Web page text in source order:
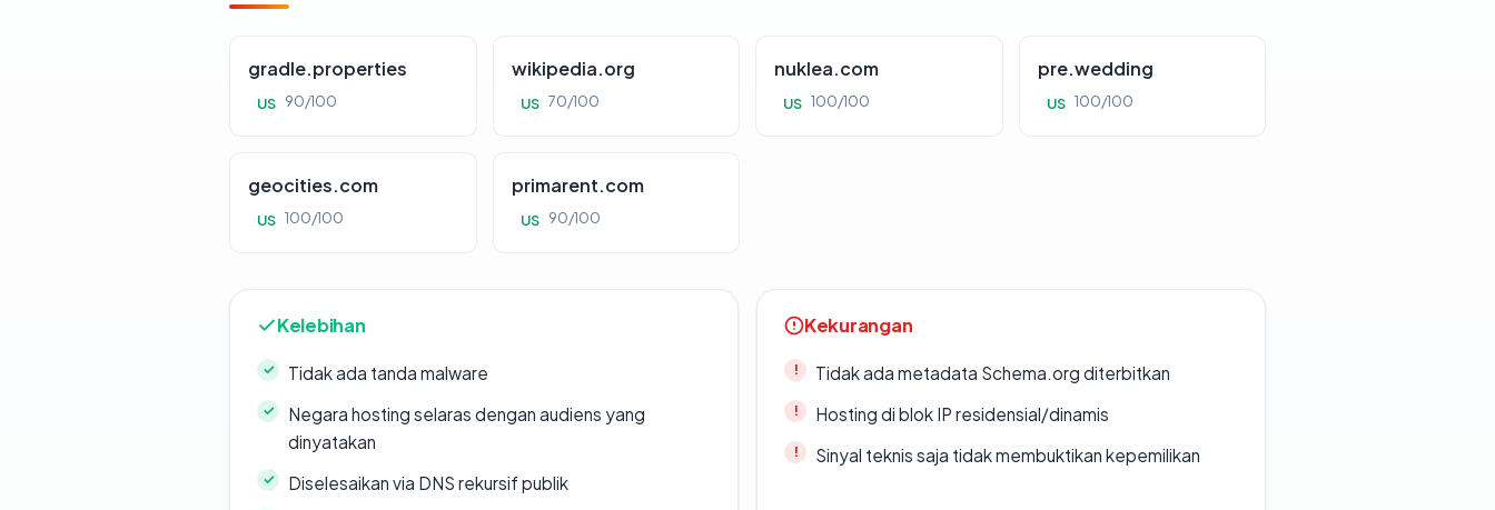
gradle.properties
US 90/100
wikipedia.org
US 70/100
nuklea.com
US 100/100
pre.wedding
US 100/100
geocities.com
US 100/100
primarent.com
US 90/100
Kelebihan
Tidak ada tanda malware
Negara hosting selaras dengan audiens yang
dinyatakan
Diselesaikan via DNS rekursif publik
Kekurangan
Tidak ada metadata Schema.org diterbitkan
Hosting di blok IP residensial/dinamis
Sinyal teknis saja tidak membuktikan kepemilikan